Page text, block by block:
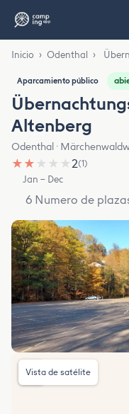
Inicio › Odenthal ›
Aparcamiento público
Altenberg
Odenthal ·
★ ★ ★ ★ ★2(1)
Jan – Dec
6 Numero de
Vista de satélite